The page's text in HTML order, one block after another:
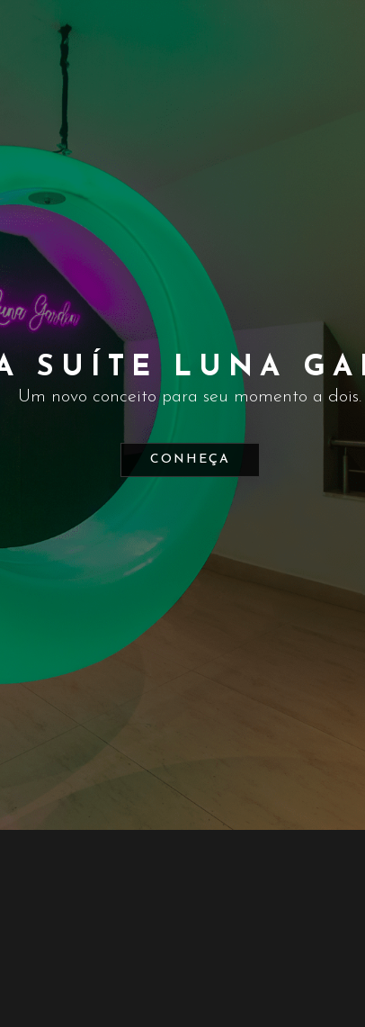
CLUB DROPS
Garanta a suíte antes de ir e ganhe selinhos
RESERVE PELO APP